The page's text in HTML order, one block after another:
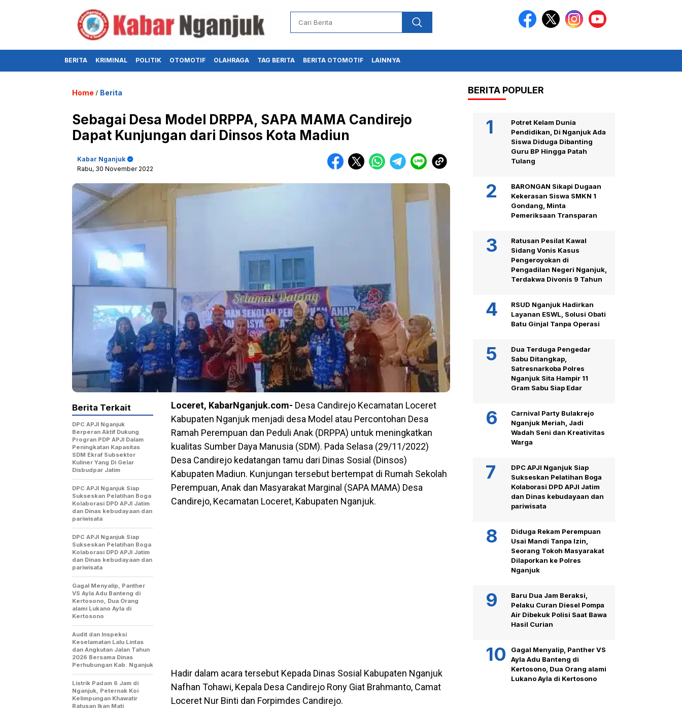
BERITA KRIMINAL POLITIK OTOMOTIF OLAHRAGA TAG BERITA BERITA OTOMOTIF LAINNYA
Home / Berita
Sebagai Desa Model DRPPA, SAPA MAMA Candirejo
Dapat Kunjungan dari Dinsos Kota Madiun
Kabar Nganjuk
Rabu, 30 November 2022
Loceret, KabarNganjuk.com- Desa Candirejo Kecamatan Loceret
Kabupaten Nganjuk menjadi desa Model atau Percontohan Desa
Ramah Perempuan dan Peduli Anak (DRPPA) untuk meningkatkan
kualitas Sumber Daya Manusia (SDM). Pada Selasa (29/11/2022)
Desa Candirejo kedatangan tamu dari Dinas Sosial (Dinsos)
Kabupaten Madiun. Kunjungan tersebut bertempat di Rumah Sekolah
Perempuan, Anak dan Masyarakat Marginal (SAPA MAMA) Desa
Candirejo, Kecamatan Loceret, Kabupaten Nganjuk.
Hadir dalam acara tersebut Kepada Dinas Sosial Kabupaten Nganjuk
Nafhan Tohawi, Kepala Desa Candirejo Rony Giat Brahmanto, Camat
Loceret Nur Binti dan Forpimdes Candirejo.
Berita Terkait
DPC APJI Nganjuk
Berperan Aktif Dukung
Progran PDP APJI Dalam
Peningkatan Kapasitas
SDM Ekraf Subsektor
Kuliner Yang Di Gelar
Disbudpar Jatim
DPC APJI Nganjuk Siap
Sukseskan Pelatihan Boga
Kolaborasi DPD APJI Jatim
dan Dinas kebudayaan dan
pariwisata
DPC APJI Nganjuk Siap
Sukseskan Pelatihan Boga
Kolaborasi DPD APJI Jatim
dan Dinas kebudayaan dan
pariwisata
Gagal Menyalip, Panther
VS Ayla Adu Banteng di
Kertosono, Dua Orang
alami Lukano Ayla di
Kertosono
Audit dan Inspeksi
Keselamatan Lalu Lintas
dan Angkutan Jalan Tahun
2026 Bersama Dinas
Perhubungan Kab. Nganjuk
Listrik Padam 6 Jam di
Nganjuk, Peternak Koi
Kelimpungan Khawatir
Ratusan Ikan Mati
BERITA POPULER
Potret Kelam Dunia
Pendidikan, Di Nganjuk Ada
Siswa Diduga Dibanting
Guru BP Hingga Patah
Tulang
BARONGAN Sikapi Dugaan
Kekerasan Siswa SMKN 1
Gondang, Minta
Pemeriksaan Transparan
Ratusan Pesilat Kawal
Sidang Vonis Kasus
Pengeroyokan di
Pengadilan Negeri Nganjuk,
Terdakwa Divonis 9 Tahun
RSUD Nganjuk Hadirkan
Layanan ESWL, Solusi Obati
Batu Ginjal Tanpa Operasi
Dua Terduga Pengedar
Sabu Ditangkap,
Satresnarkoba Polres
Nganjuk Sita Hampir 11
Gram Sabu Siap Edar
Carnival Party Bulakrejo
Nganjuk Meriah, Jadi
Wadah Seni dan Kreativitas
Warga
DPC APJI Nganjuk Siap
Sukseskan Pelatihan Boga
Kolaborasi DPD APJI Jatim
dan Dinas kebudayaan dan
pariwisata
Diduga Rekam Perempuan
Usai Mandi Tanpa Izin,
Seorang Tokoh Masyarakat
Dilaporkan ke Polres
Nganjuk
Baru Dua Jam Beraksi,
Pelaku Curan Diesel Pompa
Air Dibekuk Polisi Saat Bawa
Hasil Curian
Gagal Menyalip, Panther VS
Ayla Adu Banteng di
Kertosono, Dua Orang alami
Lukano Ayla di Kertosono